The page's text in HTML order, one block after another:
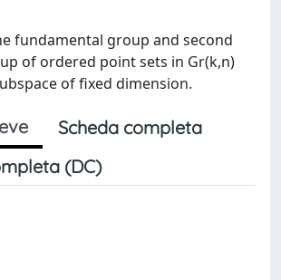
fundamental group and second
of ordered point sets in Gr(k,n)
of fixed dimension.
Scheda completa
(DC)